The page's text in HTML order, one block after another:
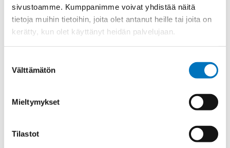
sivustoamme. Kumppanimme voivat yhdistää näitä
tietoja muihin tietoihin, joita olet antanut heille tai joita on
kerätty, kun olet käyttänyt heidän palvelujaan.
valinta
Välttämätön
Mieltymykset
Tilastot
Max [C]
Käyttölämpötila
'-40°C to +100°C
Avaimenkuva 1
30
Setrifikaatti Logot
UL;CSA;DNV-
GL;NEMA;Bahnzulassung;cUL
Halkasija Min.[Mm]
9